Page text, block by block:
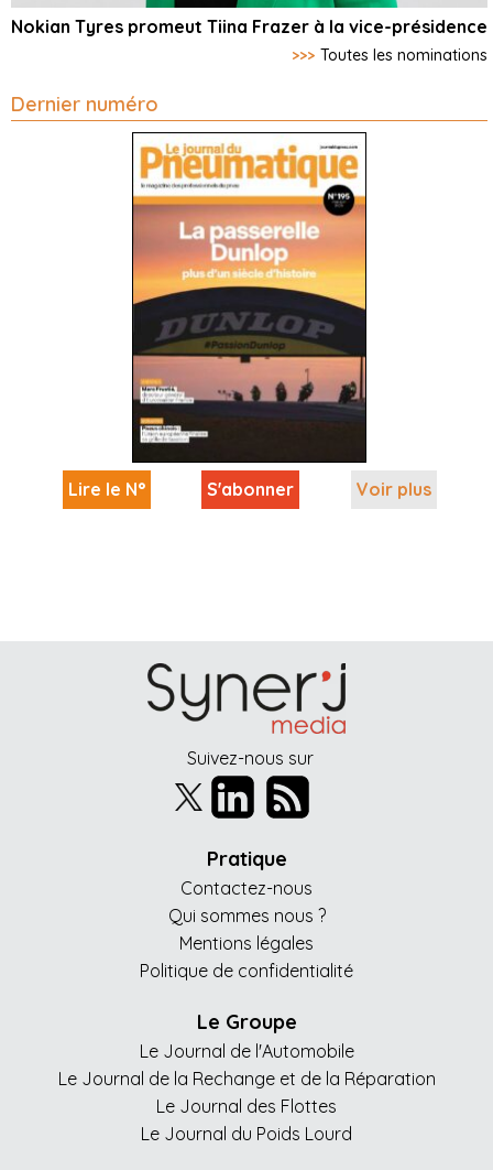
Nokian Tyres promeut Tiina Frazer à la vice-présidence
>>> Toutes les nominations
Dernier numéro
Lire le N° S'abonner Voir plus
Suivez-nous sur
Pratique
Contactez-nous
Qui sommes nous ?
Mentions légales
Politique de confidentialité
Le Groupe
Le Journal de l'Automobile
Le Journal de la Rechange et de la Réparation
Le Journal des Flottes
Le Journal du Poids Lourd